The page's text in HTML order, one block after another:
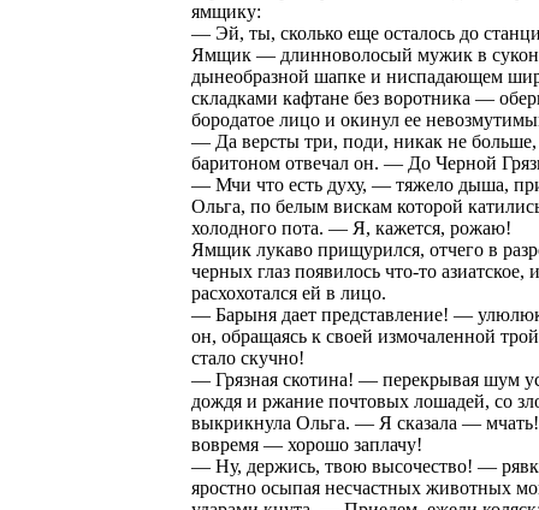
ямщику:
— Эй, ты, сколько еще осталось до
Ямщик — длинноволосый мужик в
дынеобразной шапке и ниспадающем
складками кафтане без воротника —
бородатое лицо и окинул ее
— Да версты три, поди, никак не
баритоном отвечал он. — До Черной
— Мчи что есть духу, — тяжело дыша,
Ольга, по белым вискам которой
холодного пота. — Я, кажется, рожаю!
Ямщик лукаво прищурился, отчего в
черных глаз появилось что-то азиатское,
расхохотался ей в лицо.
— Барыня дает представление! —
он, обращаясь к своей измочаленной
стало скучно!
— Грязная скотина! — перекрывая шум
дождя и ржание почтовых лошадей, со
выкрикнула Ольга. — Я сказала —
вовремя — хорошо заплачу!
— Ну, держись, твою высочество! —
яростно осыпая несчастных животных